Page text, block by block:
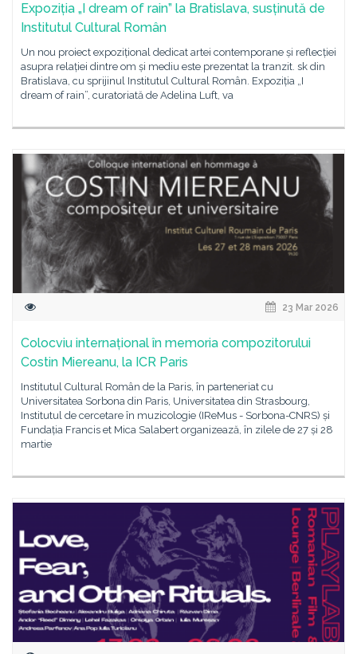
Expoziția „I dream of rain” la Bratislava, susținută de
Institutul Cultural Român
Un nou proiect expozițional dedicat artei contemporane și reflecției
asupra relației dintre om și mediu este prezentat la tranzit. sk din
Bratislava, cu sprijinul Institutul Cultural Român. Expoziția „I
dream of rain”, curatoriată de Adelina Luft, va
23 Mar 2026
Colocviu internațional în memoria compozitorului
Costin Miereanu, la ICR Paris
Institutul Cultural Român de la Paris, în parteneriat cu
Universitatea Sorbona din Paris, Universitatea din Strasbourg,
Institutul de cercetare în muzicologie (IReMus - Sorbona-CNRS) și
Fundația Francis et Mica Salabert organizează, în zilele de 27 și 28
martie